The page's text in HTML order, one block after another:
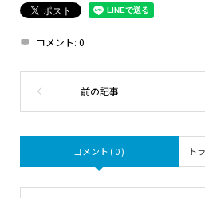
コメント: 0
コメント ( 0 ) ト